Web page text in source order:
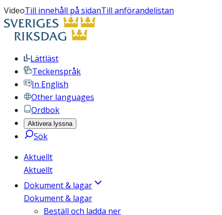
VideoTill innehåll på sidanTill anförandelistan
Lättläst
Teckenspråk
In English
Other languages
Ordbok
Aktivera lyssna
Sök
Aktuellt
Aktuellt
Dokument & lagar
Dokument & lagar
Beställ och ladda ner